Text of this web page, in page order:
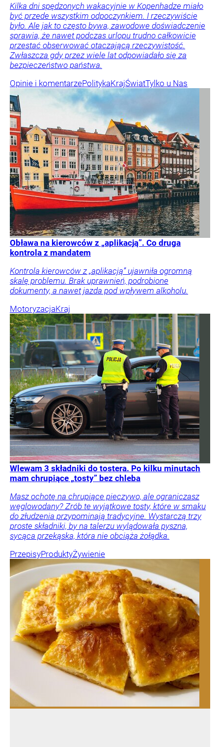
Kilka dni spędzonych wakacyjnie w Kopenhadze miało
być przede wszystkim odpoczynkiem. I rzeczywiście
było. Ale jak to często bywa, zawodowe doświadczenie
sprawia, że nawet podczas urlopu trudno całkowicie
przestać obserwować otaczającą rzeczywistość.
Zwłaszcza gdy przez wiele lat odpowiadało się za
bezpieczeństwo państwa.
Opinie i komentarzePolitykaKrajŚwiatTylko u Nas
Obława na kierowców z „aplikacją”. Co druga
kontrola z mandatem
Kontrola kierowców z „aplikacją” ujawniła ogromną
skalę problemu. Brak uprawnień, podrobione
dokumenty, a nawet jazda pod wpływem alkoholu.
MotoryzacjaKraj
Wlewam 3 składniki do tostera. Po kilku minutach
mam chrupiące „tosty” bez chleba
Masz ochotę na chrupiące pieczywo, ale ograniczasz
węglowodany? Zrób te wyjątkowe tosty, które w smaku
do złudzenia przypominają tradycyjne. Wystarczą trzy
proste składniki, by na talerzu wylądowała pyszna,
sycąca przekąska, która nie obciąża żołądka.
PrzepisyProduktyŻywienie